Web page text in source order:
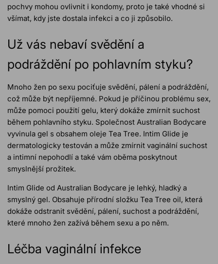
pochvy mohou ovlivnit i kondomy, proto je také vhodné si
všímat, kdy jste dostala infekci a co ji způsobilo.
Už vás nebaví svědění a
podráždění po pohlavním styku?
Mnoho žen po sexu pociťuje svědění, pálení a podráždění,
což může být nepříjemné. Pokud je příčinou problému sex,
může pomoci použití gelu, který dokáže zmírnit suchost
během pohlavního styku. Společnost Australian Bodycare
vyvinula gel s obsahem oleje Tea Tree. Intim Glide je
dermatologicky testován a může zmírnit vaginální suchost
a intimní nepohodlí a také vám oběma poskytnout
smyslnější prožitek.
Intim Glide od Australian Bodycare je lehký, hladký a
smyslný gel. Obsahuje přírodní složku Tea Tree oil, která
dokáže odstranit svědění, pálení, suchost a podráždění,
které mnoho žen zažívá během sexu a po něm.
Léčba vaginální infekce